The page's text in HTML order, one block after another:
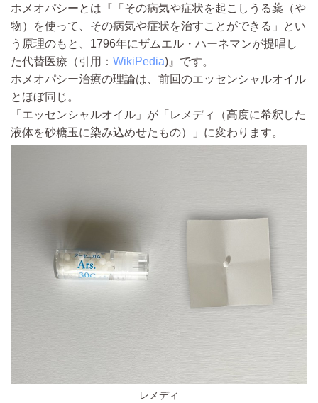
ホメオパシーとは『「その病気や症状を起こしうる薬（や
物）を使って、その病気や症状を治すことができる」とい
う原理のもと、1796年にザムエル・ハーネマンが提唱し
た代替医療（引用： WikiPedia)』です。
ホメオパシー治療の理論は、前回のエッセンシャルオイル
とほぼ同じ。
「エッセンシャルオイル」が「レメディ（高度に希釈した
液体を砂糖玉に染み込めせたもの）」に変わります。
レメディ